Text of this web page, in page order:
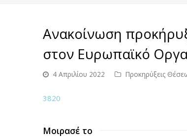
Ανακοίνωση
στον Ευρωπαϊκό
4 Απριλίου 2022 Προκηρύξεις
3820
Μοιρασέ το